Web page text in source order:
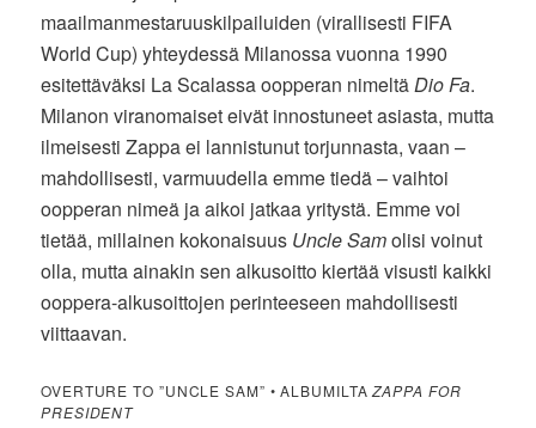
maailmanmestaruuskilpailuiden (virallisesti FIFA
World Cup) yhteydessä Milanossa vuonna 1990
esitettäväksi La Scalassa oopperan nimeltäDio Fa.
Milanon viranomaiset eivät innostuneet asiasta, mutta
ilmeisesti Zappa ei lannistunut torjunnasta, vaan –
mahdollisesti, varmuudella emme tiedä – vaihtoi
oopperan nimeä ja aikoi jatkaa yritystä. Emme voi
tietää, millainen kokonaisuus Uncle Samolisi voinut
olla, mutta ainakin sen alkusoitto kiertää visusti kaikki
ooppera-alkusoittojen perinteeseen mahdollisesti
viittaavan.
OVERTURE TO ”UNCLE SAM” • ALBUMILTAZAPPA FOR
PRESIDENT